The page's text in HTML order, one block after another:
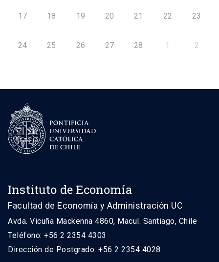
17 18 19 20 21 22 23
24 25 26 27 28 1 2
Instituto de Economía
Facultad de Economía y Administración UC
Avda. Vicuña Mackenna 4860, Macul. Santiago, Chile
Teléfono: +56 2 2354 4303
Dirección de Postgrado: +56 2 2354 4028